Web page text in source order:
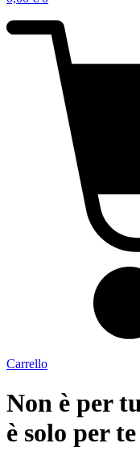
Carrello
Non è per
è solo per te